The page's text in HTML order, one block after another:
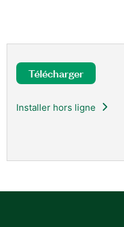
Télécharger
Installer hors ligne